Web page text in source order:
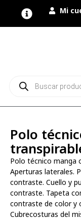
Mi
Polo
Polo técnico manga
Aperturas laterales.
contraste. Cuello y
contraste. Tapeta
contraste de color y
Cubrecosturas del